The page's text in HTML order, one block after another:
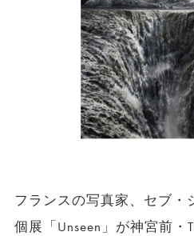
フランスの写真家、セブ・
個展「Unseen」が神宮前・